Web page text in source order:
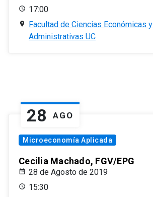
17:00
Facultad de Ciencias Económicas y
Administrativas UC
28 AGO
Microeconomía Aplicada
Cecilia Machado, FGV/EPG
28 de Agosto de 2019
15:30